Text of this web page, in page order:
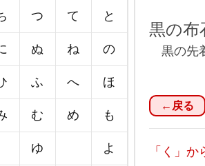
つ て と
ぬ ね の
ふ へ ほ
む め も
ゆ よ
黒の布
黒の先
←戻る
「く」